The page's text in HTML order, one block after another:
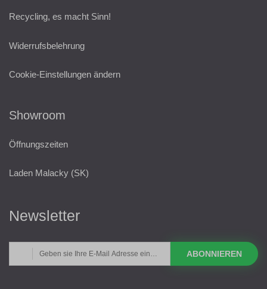
Recycling, es macht Sinn!
Widerrufsbelehrung
Cookie-Einstellungen ändern
Showroom
Öffnungszeiten
Laden Malacky (SK)
Newsletter
ABONNIEREN